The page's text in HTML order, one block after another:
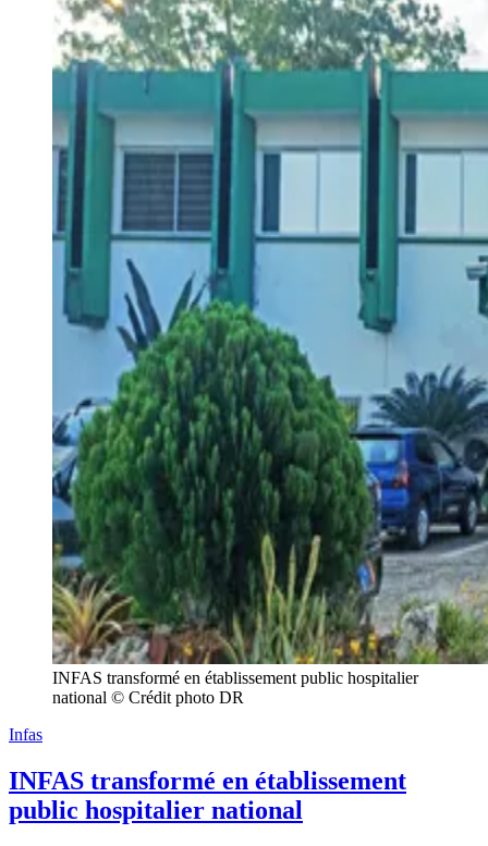
INFAS transformé en établissement public hospitalier
national © Crédit photo DR
Infas
INFAS transformé en établissement
public hospitalier national